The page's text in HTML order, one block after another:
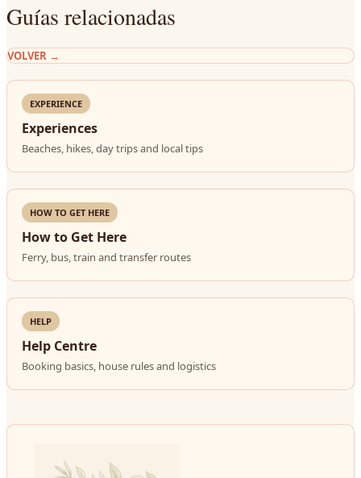
Guías relacionadas
VOLVER →
EXPERIENCE
Experiences
Beaches, hikes, day trips and local tips
HOW TO GET HERE
How to Get Here
Ferry, bus, train and transfer routes
HELP
Help Centre
Booking basics, house rules and logistics